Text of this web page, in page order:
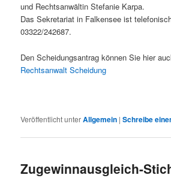
und Rechtsanwältin Stefanie Karpa.
Das Sekretariat in Falkensee ist
03322/242687.
Den Scheidungsantrag können Sie hier
Rechtsanwalt Scheidung
Veröffentlicht unterAllgemein |Schreibe
Zugewinnausgleich-